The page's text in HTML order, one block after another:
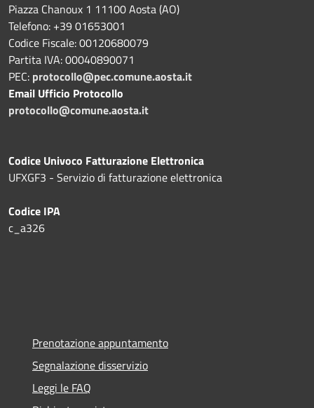
Piazza Chanoux 1 11100 Aosta (AO)
Telefono: +39 01653001
Codice Fiscale: 00120680079
Partita IVA: 00040890071
PEC: protocollo@pec.comune.aosta.it
Email Ufficio Protocollo
protocollo@comune.aosta.it
Codice Univoco Fatturazione Elettronica
UFXGF3 - Servizio di fatturazione elettronica
Codice IPA
c_a326
Prenotazione appuntamento
Segnalazione disservizio
Leggi le FAQ